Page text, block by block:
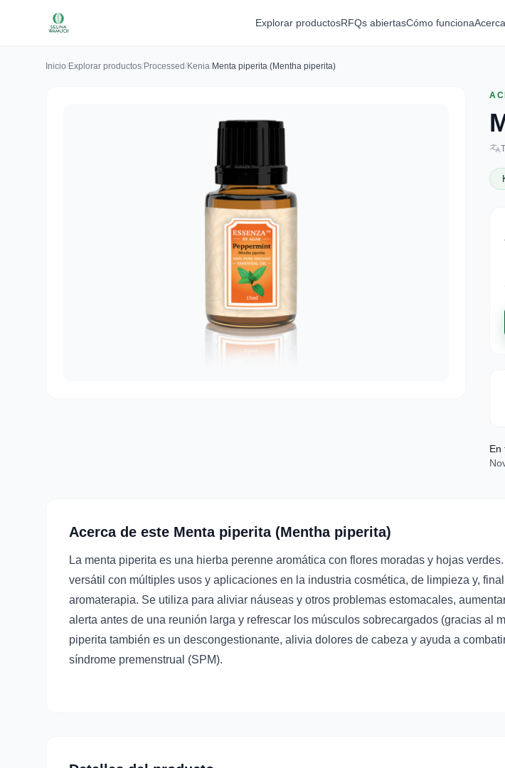
Explorar productosRFQs abiertasCómo funciona
Inicio/Explorar productos/Processed/Kenia/Menta piperita (Mentha piperita)
En
Acerca de este Menta piperita (Mentha piperita)
La menta piperita es una hierba perenne aromática con flores moradas y hojas
versátil con múltiples usos y aplicaciones en la industria cosmética, de limpieza y,
aromaterapia. Se utiliza para aliviar náuseas y otros problemas estomacales,
alerta antes de una reunión larga y refrescar los músculos sobrecargados (gracias al
piperita también es un descongestionante, alivia dolores de cabeza y ayuda a
síndrome premenstrual (SPM).